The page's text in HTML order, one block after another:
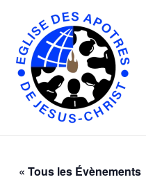
content
« Tous les Évènements